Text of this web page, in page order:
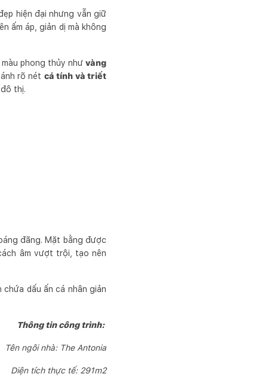
hiện đại nhưng vẫn giữ
ấm áp, giản dị mà không
phong thủy nhưvàng
rõ nét cá tính và triết
thị.
đãng. Mặt bằng được
âm vượt trội, tạo nên
dấu ấn cá nhân giản
Thông tin công trình:
Tên ngôi nhà: The Antonia
Diện tích thực tế: 291m2